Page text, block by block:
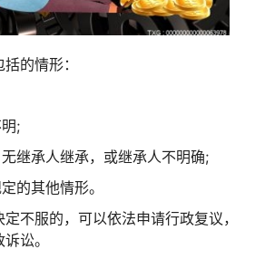
的情形：
;
继承人继承，或继承人不明确;
的其他情形。
不服的，可以依法申请行政复议，
讼。